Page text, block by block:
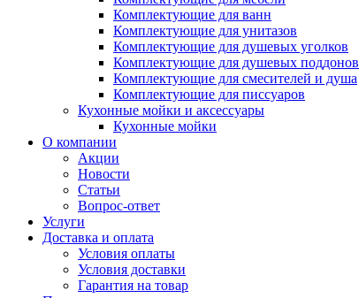
Комплектующие для ванн
Комплектующие для унитазов
Комплектующие для душевых уголков
Комплектующие для душевых поддонов
Комплектующие для смесителей и душа
Комплектующие для писсуаров
Кухонные мойки и аксессуары
Кухонные мойки
О компании
Акции
Новости
Статьи
Вопрос-ответ
Услуги
Доставка и оплата
Условия оплаты
Условия доставки
Гарантия на товар